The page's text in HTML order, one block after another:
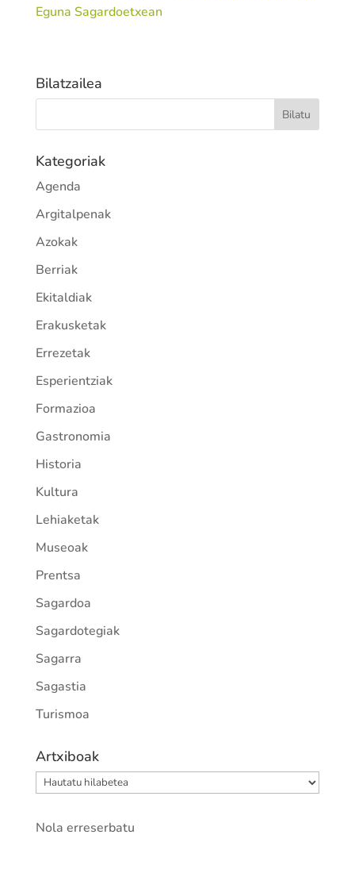
Eguna Sagardoetxean
Bilatzailea
Kategoriak
Agenda
Argitalpenak
Azokak
Berriak
Ekitaldiak
Erakusketak
Errezetak
Esperientziak
Formazioa
Gastronomia
Historia
Kultura
Lehiaketak
Museoak
Prentsa
Sagardoa
Sagardotegiak
Sagarra
Sagastia
Turismoa
Artxiboak
Artxiboak
Nola erreserbatu